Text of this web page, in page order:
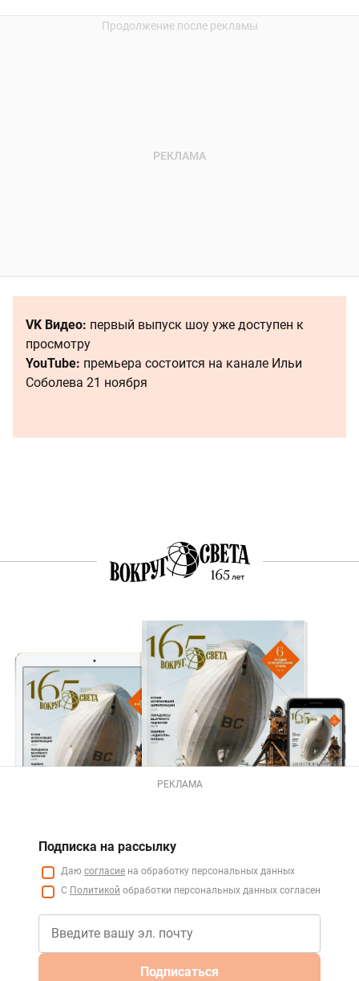
VK Видео: первый выпуск шоу уже доступен к
просмотру
YouTube: премьера состоится на канале Ильи
Соболева 21 ноября
РЕКЛАМА
Подписка на рассылку
Даю согласие на обработку персональных данных
С Политикой обработки персональных данных согласен
Подписаться